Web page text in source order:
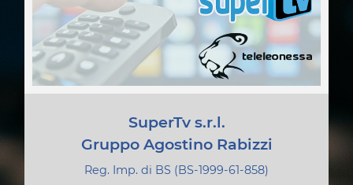
SuperTv s.r.l.
Gruppo Agostino Rabizzi
Reg. Imp. di BS (BS-1999-61-858)